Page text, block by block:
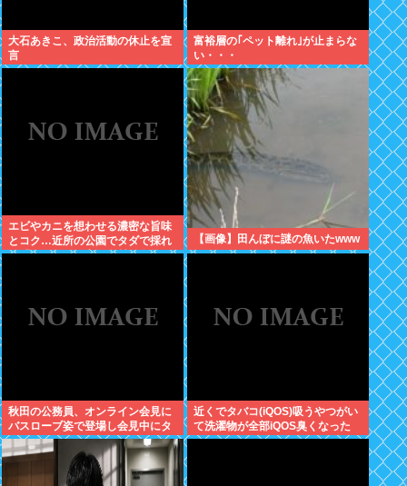
大石あきこ、政治活動の休止を宣
言
富裕層の｢ペット離れ｣が止まらな
い・・・
エビやカニを想わせる濃密な旨味
とコク…近所の公園でタダで採れ
る「今が旬」な高級食材の名前
【画像】田んぼに謎の魚いたwww
秋田の公務員、オンライン会見に
バスローブ姿で登場し会見中にタ
バコを吸う←あのさあ！
近くでタバコ(iQOS)吸うやつがい
て洗濯物が全部iQOS臭くなった